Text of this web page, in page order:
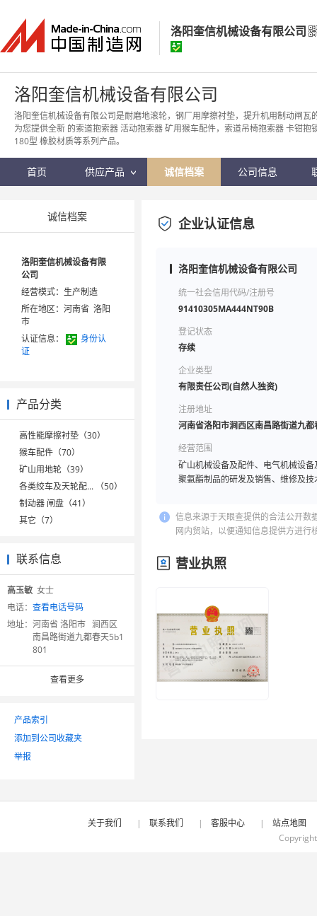
洛阳奎信机械设备有限公司
洛阳奎信机械设备有限公司
经营模式： 生产制造
所在地区：河南省 洛阳市
洛阳奎信机械设备有限公司
洛阳奎信机械设备有限公司是耐磨地滚轮，钢厂用摩擦衬垫，提升机用制动闸瓦
为您提供全新 的索道抱索器 活动抱索器 矿用猴车配件，索道吊椅抱索器 卡钳抱
180型 橡胶材质等系列产品。
首页 供应产品 诚信档案 公司信息
诚信档案
洛阳奎信机械设备有限
公司
经营模式：生产制造
所在地区：河南省 洛阳
市
认证信息：
身份认
证
产品分类
高性能摩擦衬垫（30）
猴车配件（70）
矿山用地轮（39）
各类绞车及天轮配... （50）
制动器 闸盘（41）
其它（7）
联系信息
高玉敏 女士
电话： 查看电话号码
地址： 河南省 洛阳市 涧西区
南昌路街道九都春天5b1
801
查看更多
产品索引
添加到公司收藏夹
举报
企业认证信息
洛阳奎信机械设备有限公司
统一社会信用代码/注册号
91410305MA444NT90B
登记状态
存续
企业类型
有限责任公司(自然人独资)
注册地址
河南省洛阳市涧西区南昌路街道九
经营范围
矿山机械设备及配件、电气机械设
聚氨酯制品的研发及销售、维修及
信息来源于天眼查提供的合法公开数
网内贸站，以便通知信息提供方进行
营业执照
关于我们 | 联系我们 | 客服中心 |
站点地图